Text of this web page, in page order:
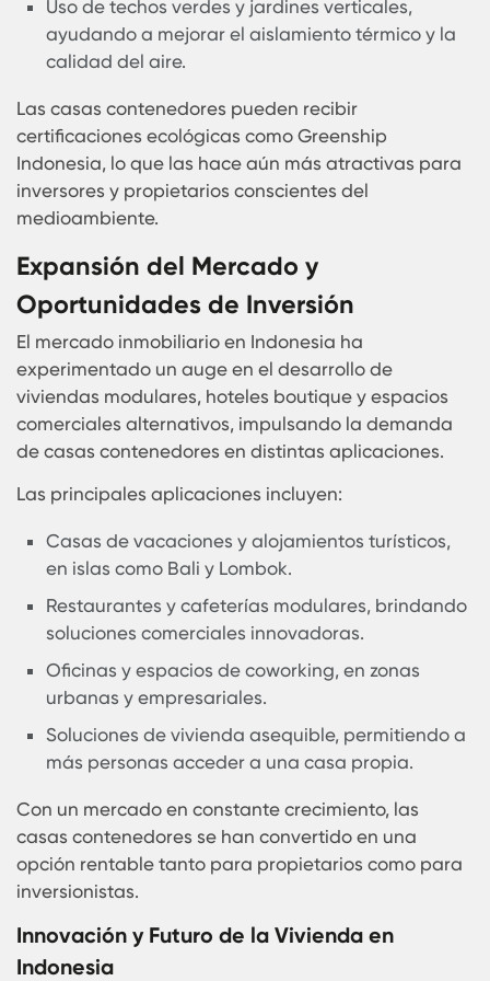
Si se utilizan materiales adecuados y se sigue un
mantenimiento regular, una casa contenedor
funcionalidad ni seguridad.
Eficiencia Energética y
Sostenible
construcción ecológica y el uso eficiente de la
energía, y las casas contenedores cumplen con
estas iniciativas al ofrecer soluciones
de bajo impacto ambiental.
Las ventajas ecológicas incluyen:
Reutilización de contenedores marítimos,
reduciendo la huella de carbono.
Menor desperdicio de materiales de
construcción, en comparación con
convencionales.
Opciones de energía renovable, con
de paneles solares y sistemas de baterías.
Uso de techos verdes y jardines verticales,
ayudando a mejorar el aislamiento térmico y
calidad del aire.
Las casas contenedores pueden recibir
certificaciones ecológicas como Greenship
Indonesia, lo que las hace aún más atractivas
inversores y propietarios conscientes del
medioambiente.